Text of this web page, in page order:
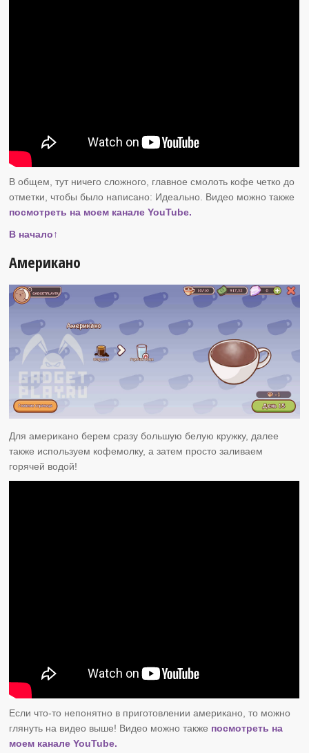
В общем, тут ничего сложного, главное смолоть кофе четко до
отметки, чтобы было написано: Идеально. Видео можно также
посмотреть на моем канале YouTube.
В начало↑
Американо
Для американо берем сразу большую белую кружку, далее
также используем кофемолку, а затем просто заливаем
горячей водой!
Если что-то непонятно в приготовлении американо, то можно
глянуть на видео выше! Видео можно также посмотреть на
моем канале YouTube.